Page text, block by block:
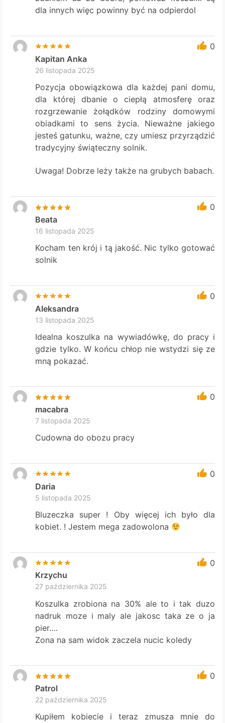
dla innych więc powinny być na odpierdol
0
Kapitan Anka
26 listopada 2025
Pozycja obowiązkowa dla każdej pani domu,
dla której dbanie o ciepłą atmosferę oraz
rozgrzewanie żołądków rodziny domowymi
obiadkami to sens życia. Nieważne jakiego
jesteś gatunku, ważne, czy umiesz przyrządzić
tradycyjny świąteczny solnik.
Uwaga! Dobrze leży także na grubych babach.
0
Beata
16 listopada 2025
Kocham ten krój i tą jakość. Nic tylko gotować
solnik
0
Aleksandra
13 listopada 2025
Idealna koszulka na wywiadówkę, do pracy i
gdzie tylko. W końcu chłop nie wstydzi się ze
mną pokazać.
0
macabra
7 listopada 2025
Cudowna do obozu pracy
0
Daria
5 listopada 2025
Bluzeczka super ! Oby więcej ich było dla
kobiet. ! Jestem mega zadowolona
0
Krzychu
27 października 2025
Koszulka zrobiona na 30% ale to i tak duzo
nadruk moze i maly ale jakosc taka ze o ja
pier….
Zona na sam widok zaczela nucic koledy
0
Patrol
22 października 2025
Kupiłem kobiecie i teraz zmusza mnie do